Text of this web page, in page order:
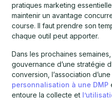
pratiques marketing
maintenir un avantage
course. Il faut prendre son
chaque outil peut apporter.
Dans les prochaines
gouvernance d’une stratégie
conversion, l’association d’une
personnalisation à une DMP
entoure la collecte et